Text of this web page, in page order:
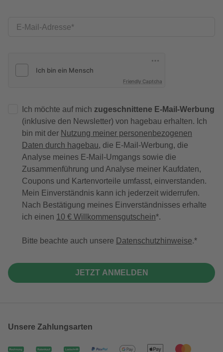
E-Mail-Adresse
Friendly Captcha
Ich möchte auf mich zugeschnittene E-Mail-Werbung
(inklusive den Newsletter) von hagebau erhalten. Ich
bin mit der Nutzung meiner personenbezogenen
Daten durch hagebau, die E-Mail-Werbung, die
Analyse meines E-Mail-Umgangs sowie die
Zusammenführung und Analyse meiner Kaufdaten,
Coupons und Kartenvorteile umfasst, einverstanden.
Mein Einverständnis kann ich jederzeit widerrufen.
Nach Bestätigung meines Einverständnisses erhalte
ich einen 10 € Willkommensgutschein*.
Bitte beachte auch unsere Datenschutzhinweise.
JETZT ANMELDEN
Unsere Zahlungsarten